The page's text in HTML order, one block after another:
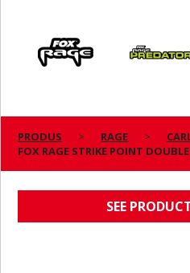
Predator
PRODUS RAGE
FOX RAGE STRIKE POINT
SEE